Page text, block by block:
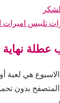
تلبيس اميرات
عطلة نهاية
هي لعبة
بدون